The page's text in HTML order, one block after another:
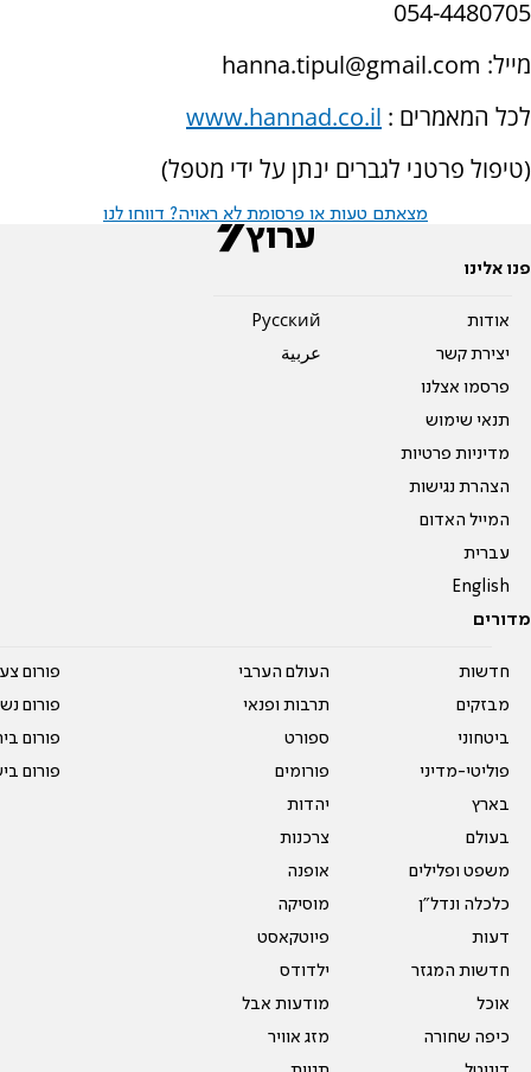
054-4480705
מייל: hanna.tipul@gmail.com
לכל המאמרים : www.hannad.co.il
(טיפול פרטני לגברים ינתן על ידי מטפל)
מצאתם טעות או פרסומת לא ראויה? דווחו לנו
פנו אלינו
אודות
יצירת קשר
פרסמו אצלנו
תנאי שימוש
מדיניות פרטיות
הצהרת נגישות
המייל האדום
עברית
English
Pусский
عربية
מדורים
חדשות
מבזקים
ביטחוני
פוליטי-מדיני
בארץ
בעולם
משפט ופלילים
כלכלה ונדל"ן
דעות
חדשות המגזר
אוכל
כיפה שחורה
העולם הערבי
תרבות ופנאי
ספורט
פורומים
יהדות
צרכנות
אופנה
מוסיקה
פיוטקאסט
ילדודס
מודעות אבל
מזג אוויר
פורום
פורום
פורום
פורום